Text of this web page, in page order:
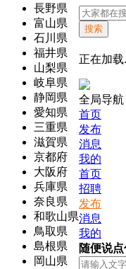
長野県
富山県
石川県
福井県
山梨県
岐阜県
静岡県
愛知県
三重県
滋賀県
京都府
大阪府
兵庫県
奈良県
和歌山県
鳥取県
島根県
岡山県
搜索
正在加载
全局导航
首页
发布
消息
我的
首页
招聘
发布
消息
我的
随便说